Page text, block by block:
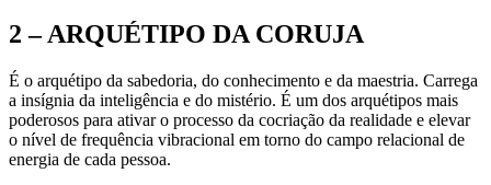
2 –ARQUÉTIPO DA CORUJA
É o arquétipo da sabedoria, do conhecimento e da maestria. Carrega
a insígnia da inteligência e do mistério. É um dos arquétipos mais
poderosos para ativar o processo da cocriação da realidade e elevar
o nível de frequência vibracional em torno do campo relacional de
energia de cada pessoa.